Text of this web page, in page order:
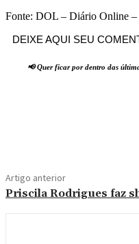
Fonte: DOL – Diário Online –
DEIXE AQUI SEU
📢 Quer ficar por dentro das
Artigo anterior
Priscila Rodrigues faz